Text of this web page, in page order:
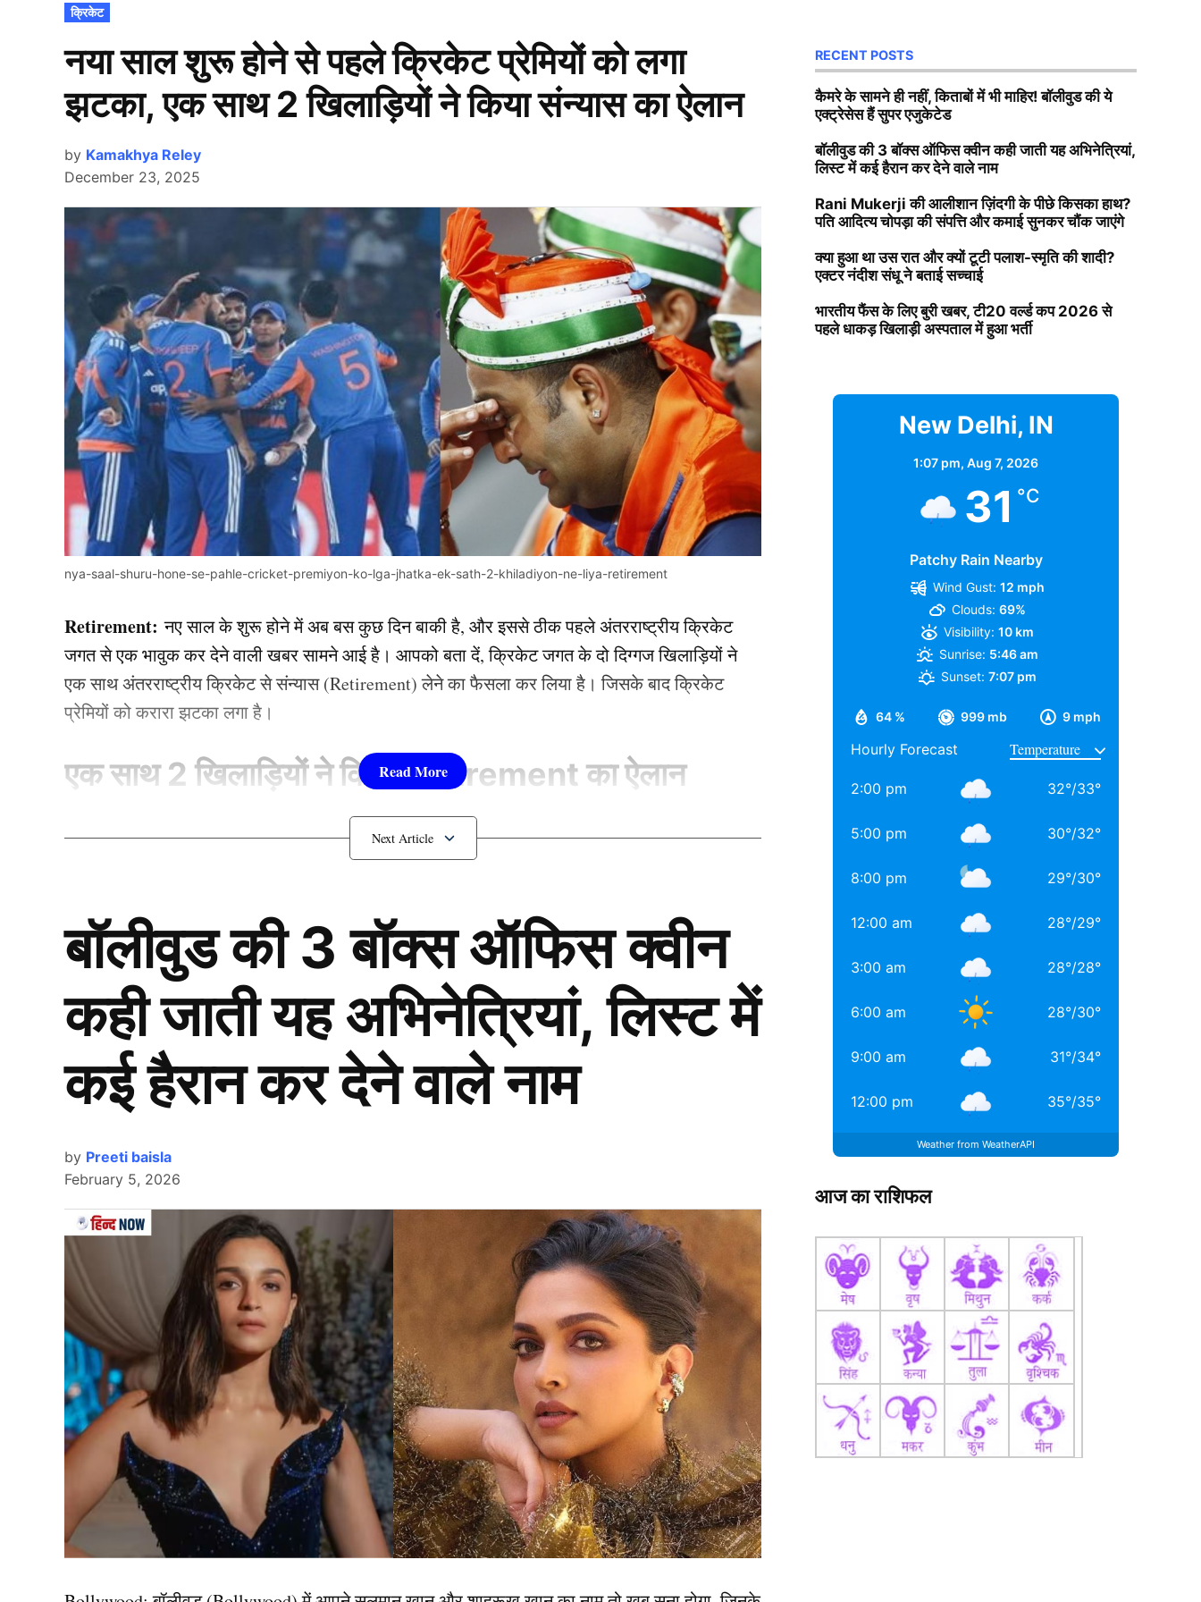
POSTED
IN
क्रिकेट
नया साल शुरू होने से पहले क्रिकेट प्रेमियों को लगा
झटका, एक साथ 2 खिलाड़ियों ने किया संन्यास का ऐलान
by Kamakhya Reley
December 23, 2025
nya-saal-shuru-hone-se-pahle-cricket-premiyon-ko-lga-jhatka-ek-sath-2-khiladiyon-ne-liya-retirement
Retirement:नए साल के शुरू होने में अब बस कुछ दिन बाकी है, और इससे ठीक पहले अंतरराष्ट्रीय क्रिकेट
जगत से एक भावुक कर देने वाली खबर सामने आई है। आपको बता दें, क्रिकेट जगत के दो दिग्गज खिलाड़ियों ने
एक साथ अंतरराष्ट्रीय क्रिकेट से संन्यास (Retirement) लेने का फैसला कर लिया है। जिसके बाद क्रिकेट
प्रेमियों को करारा झटका लगा है।
एक साथ 2 खिलाड़ियों ने किया Retirement का ऐलान
Retirement
दरअसल, हम जिन दो खिलाड़ियों की बात कर रहे है, वो थाईलैंड महिला क्रिकेट टीम की दिग्गज खिलाड़ी नट्टया
बूचाथम और रोसेनन कानोह है, जिन्होंने अंतरराष्ट्रीय क्रिकेट से संन्यास (Retirement) लेने का फैसला कर लिया
है। इन दोनों खिलाड़ियों ने SEA गेम्स 2025 के बाद अपने क्रिकेट करियर को हमेशा के लिए अलविदा कह दिया है।
इस फैसले से न सिर्फ थाईलैंड क्रिकेट बल्कि दुनियाभर के क्रिकेट प्रेमियों को बड़ा झटका लगा है।
यह भी पढ़ें: चहल से लेकर पांड्या तक साल 2025 में इन 3 भारतीय क्रिकेटर्स का टूटा दिल
टी20 करियर में बनाए 1000 से ज्यादा रन
बात करें नट्टया बूचाथम की, तो वह थाईलैंड महिला क्रिकेट की सबसे अनुभवी और भरोसेमंद खिलाड़ियों में से एक
रही हैं। 39 वर्षीय बूचाथम ने अपने करियर में थाईलैंड के लिए कई ऐतिहासिक मुकाबले खेले और टीम को
अंतरराष्ट्रीय मंच पर पहचान दिलाने में अहम भूमिका निभाई। उन्होंने महिला टी20 वर्ल्ड कप 2020 में भी थाईलैंड का
प्रतिनिधित्व किया था।
बॉलीवुड की 3 बॉक्स ऑफिस क्वीन
कही जाती यह अभिनेत्रियां, लिस्ट में
कई हैरान कर देने वाले नाम
by Preeti baisla
February 5, 2026
RECENT POSTS
कैमरे के सामने ही नहीं, किताबों में भी माहिर! बॉलीवुड की ये
एक्ट्रेसेस हैं सुपर एजुकेटेड
बॉलीवुड की 3 बॉक्स ऑफिस क्वीन कही जाती यह अभिनेत्रियां,
लिस्ट में कई हैरान कर देने वाले नाम
Rani Mukerji की आलीशान ज़िंदगी के पीछे किसका हाथ?
पति आदित्य चोपड़ा की संपत्ति और कमाई सुनकर चौंक जाएंगे
क्या हुआ था उस रात और क्यों टूटी पलाश-स्मृति की शादी?
एक्टर नंदीश संधू ने बताई सच्चाई
भारतीय फैंस के लिए बुरी खबर, टी20 वर्ल्ड कप 2026 से
पहले धाकड़ खिलाड़ी अस्पताल में हुआ भर्ती
New Delhi, IN
1:07 pm, Aug 7, 2026
31 °C
Patchy Rain Nearby
64 % 999 mb 9 mph
Wind Gust: 12 mph
Clouds: 69%
Visibility: 10 km
Sunrise: 5:46 am
Sunset: 7:07 pm
Hourly Forecast
2:00 pm 32°/33°
5:00 pm 30°/32°
8:00 pm 29°/30°
12:00 am 28°/29°
3:00 am 28°/28°
6:00 am 28°/30°
9:00 am 31°/34°
12:00 pm 35°/35°
Weather from WeatherAPI
आज का राशिफल